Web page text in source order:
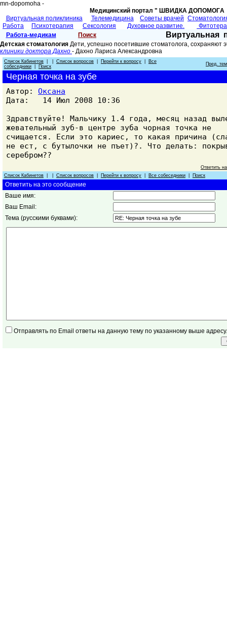
mn-dopomoha -
Медицинский портал " ШВИДКА
Виртуальная поликлиника
Телемедицина Советы врачей
Работа
Психотерапия Сексология Духовное развитие.
Работа-медикам
Поиск Виртуальная
Детская стоматология Дети, успешно посетившие стоматолога,
клиники доктора Дахно - Дахно Лариса Александровнa
Список Кабинетов Список вопросов Перейти к вопросу
Все
собеседники
Поиск Пред.
Черная точка на зубе
Автор: Оксана
Дата: 14 Июл 2008 10:36
Здравствуйте! Мальчику 1.4 года, месяц назад
жевательный зуб-в центре зуба чорная точка не
счищается. Если это кариес, то какая причина
не ест, с бутылочки не пъет)?. Что делать:
серебром??
Ответить
Список Кабинетов
Список вопросов Перейти к вопросу Все собеседники Поиск
Ответить на это сообщение
Ваше имя:
Ваш Email:
Тема (русскими буквами):
Отправлять по Email ответы на данную тему по указанному выше адресу.